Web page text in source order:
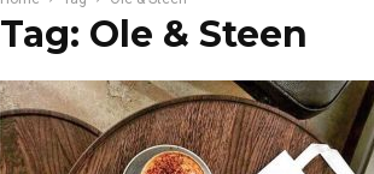
Tag: Ole & Steen